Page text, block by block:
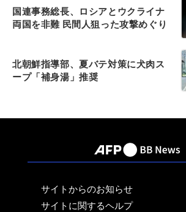
国連事務総長、ロシアとウクライナ
両国を非難 民間人狙った攻撃めぐり
北朝鮮指導部、夏バテ対策に犬肉ス
ープ「補身湯」推奨
サイトからのお知らせ
サイトに関するヘルプ